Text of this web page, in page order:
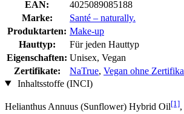
EAN:
4025089085188
Marke:
Santé – naturally.
Produktarten: Make-up
Hauttyp:
Für jeden Hauttyp
Eigenschaften: Unisex, Vegan
Zertifikate:
NaTrue, Vegan ohne
Inhaltsstoffe (INCI)
Helianthus Annuus (Sunflower) Hybrid Oil[1]